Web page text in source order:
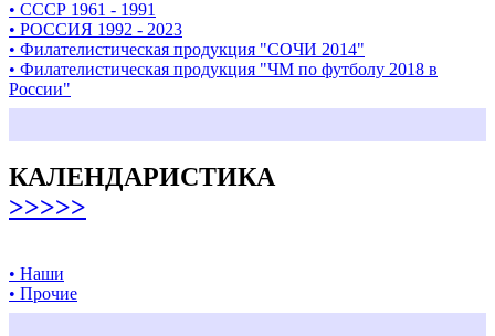
• СССР 1961 - 1991
• РОССИЯ 1992 - 2023
• Филателистическая продукция "СОЧИ 2014"
• Филателистическая продукция "ЧМ по футболу 2018 в
России"
КАЛЕНДАРИСТИКА
>>>>>
• Наши
• Прочие